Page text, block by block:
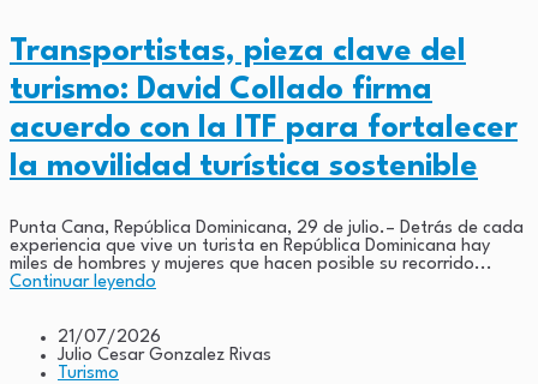
Transportistas, pieza clave del
turismo: David Collado firma
acuerdo con la ITF para fortalecer
la movilidad turística sostenible
Punta Cana, República Dominicana, 29 de julio.– Detrás de cada
experiencia que vive un turista en República Dominicana hay
miles de hombres y mujeres que hacen posible su recorrido...
Continuar leyendo
21/07/2026
Julio Cesar Gonzalez Rivas
Turismo